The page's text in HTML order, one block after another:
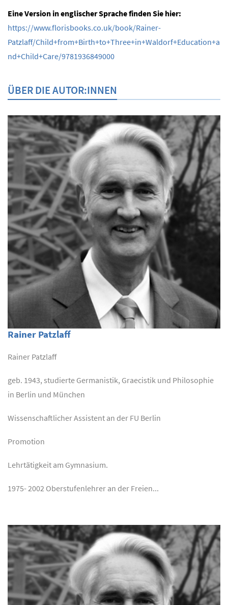
Eine Version in englischer Sprache finden Sie hier:
https://www.florisbooks.co.uk/book/Rainer-
Patzlaff/Child+from+Birth+to+Three+in+Waldorf+Education+a
nd+Child+Care/9781936849000
ÜBER DIE AUTOR:INNEN
Rainer Patzlaff
Rainer Patzlaff
geb. 1943, studierte Germanistik, Graecistik und Philosophie
in Berlin und München
Wissenschaftlicher Assistent an der FU Berlin
Promotion
Lehrtätigkeit am Gymnasium.
1975- 2002 Oberstufenlehrer an der Freien...